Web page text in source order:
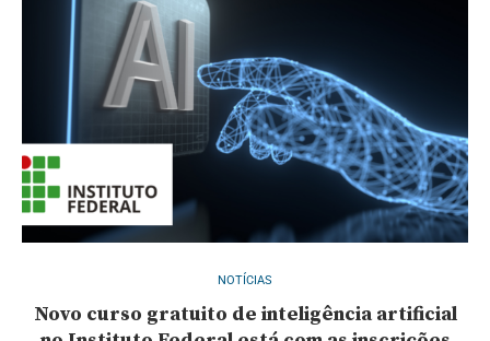
NOTÍCIAS
Novo curso gratuito de inteligência artificial